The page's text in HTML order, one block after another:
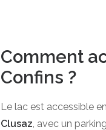
Comment
Confins ?
Le lac est accessible
Clusaz, avec un